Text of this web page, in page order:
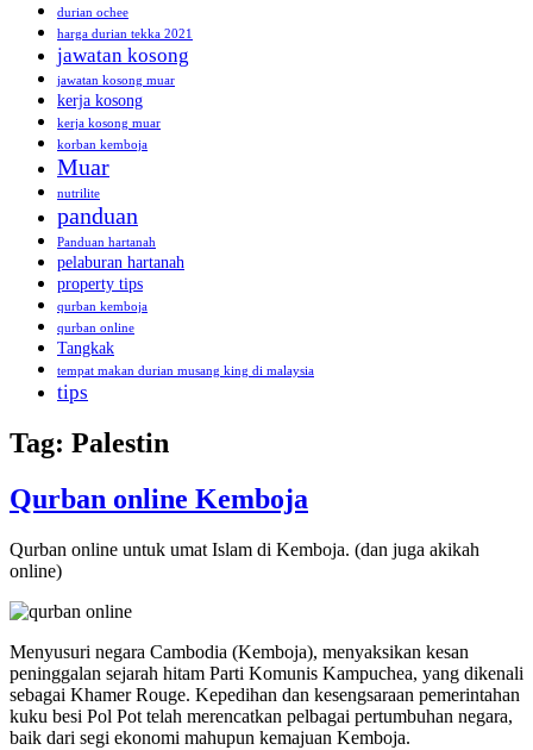
durian ochee
harga durian tekka 2021
jawatan kosong
jawatan kosong muar
kerja kosong
kerja kosong muar
korban kemboja
Muar
nutrilite
panduan
Panduan hartanah
pelaburan hartanah
property tips
qurban kemboja
qurban online
Tangkak
tempat makan durian musang king di malaysia
tips
Tag: Palestin
Qurban online Kemboja
Qurban online untuk umat Islam di Kemboja. (dan juga akikah
online)
Menyusuri negara Cambodia (Kemboja), menyaksikan kesan
peninggalan sejarah hitam Parti Komunis Kampuchea, yang dikenali
sebagai Khamer Rouge. Kepedihan dan kesengsaraan pemerintahan
kuku besi Pol Pot telah merencatkan pelbagai pertumbuhan negara,
baik dari segi ekonomi mahupun kemajuan Kemboja.